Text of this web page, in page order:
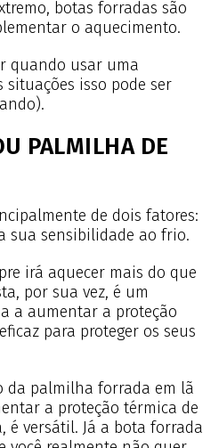
botas forradas são
o aquecimento.
quando usar uma
isso pode ser
PALMILHA DE
de dois fatores:
sua sensibilidade ao frio.
irá aquecer mais do que
por sua vez, é um
a aumentar a proteção
para proteger os seus
da palmilha forrada em lã
a proteção térmica de
é versátil. Já a bota forrada